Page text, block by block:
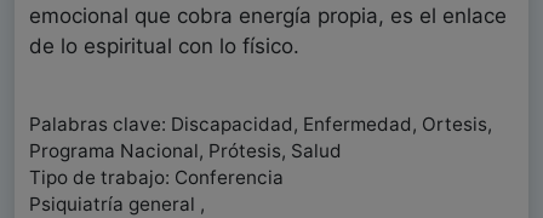
emocional que cobra energía propia, es el enlace
de lo espiritual con lo físico.
Palabras clave: Discapacidad, Enfermedad, Ortesis,
Programa Nacional, Prótesis, Salud
Tipo de trabajo: Conferencia
Psiquiatría general ,